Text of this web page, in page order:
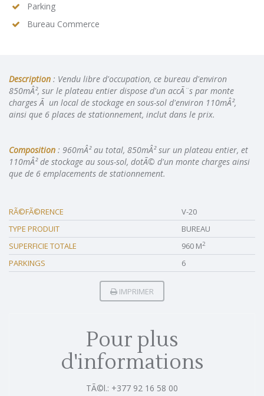
Parking
Bureau Commerce
Description : Vendu libre d'occupation, ce bureau d'environ
850mÂ², sur le plateau entier dispose d'un accÃ¨s par monte
charges Ã un local de stockage en sous-sol d'environ 110mÂ²,
ainsi que 6 places de stationnement, inclut dans le prix.
Composition : 960mÂ² au total, 850mÂ² sur un plateau entier, et
110mÂ² de stockage au sous-sol, dotÃ© d'un monte charges ainsi
que de 6 emplacements de stationnement.
RÃ©FÃ©RENCE
V-20
TYPE PRODUIT
BUREAU
SUPERFICIE TOTALE
960 M2
PARKINGS 6
IMPRIMER
Pour plus
d'informations
TÃ©l.: +377 92 16 58 00